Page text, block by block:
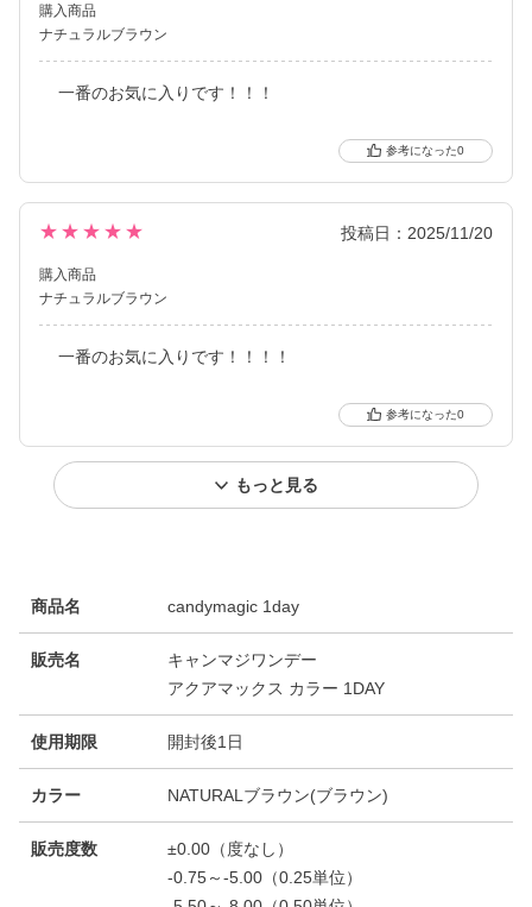
購入商品
ナチュラルブラウン
一番のお気に入りです！！！
0
★★★★★ 投稿日：2025/11/20
購入商品
ナチュラルブラウン
一番のお気に入りです！！！！
0
もっと見る
商品名 candymagic 1day
販売名
キャンマジワンデー
アクアマックス カラー 1DAY
使用期限 開封後1日
カラー NATURALブラウン(ブラウン)
販売度数
±0.00（度なし）
-0.75～-5.00（0.25単位）